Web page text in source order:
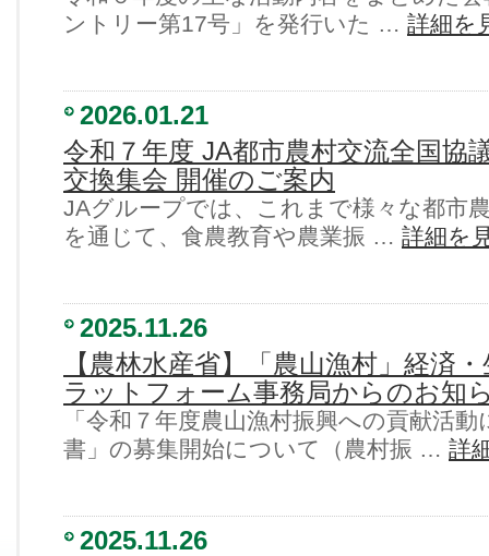
ントリー第17号」を発行いた … 詳細を
2026.01.21
令和７年度 JA都市農村交流全国協
交換集会 開催のご案内
JAグループでは、これまで様々な都市
を通じて、食農教育や農業振 … 詳細を
2025.11.26
【農林水産省】「農山漁村」経済
ラットフォーム事務局からのお知
「令和７年度農山漁村振興への貢献活
書」の募集開始について（農村振 … 詳
2025.11.26